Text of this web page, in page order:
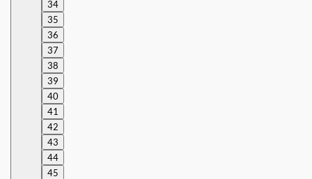
34
35
36
37
38
39
40
41
42
43
44
45